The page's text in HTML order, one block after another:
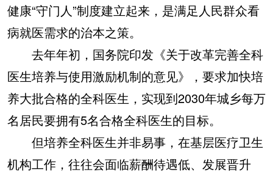
健康“守门人”制度建立起来，是满足人民群众看
病就医需求的治本之策。
去年年初，国务院印发《关于改革完善全科
医生培养与使用激励机制的意见》，要求加快培
养大批合格的全科医生，实现到2030年城乡每万
名居民要拥有5名合格全科医生的目标。
但培养全科医生并非易事，在基层医疗卫生
机构工作，往往会面临薪酬待遇低、发展晋升